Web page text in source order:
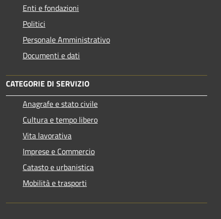
Enti e fondazioni
Politici
Personale Amministrativo
Documenti e dati
CATEGORIE DI SERVIZIO
Anagrafe e stato civile
Cultura e tempo libero
Vita lavorativa
Imprese e Commercio
Catasto e urbanistica
Mobilità e trasporti